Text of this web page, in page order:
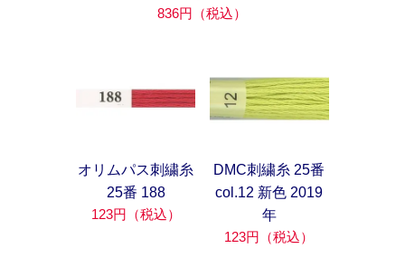
836円（税込）
オリムパス刺繍糸
25番 188
123円（税込）
DMC刺繍糸 25番
col.12 新色 2019
年
123円（税込）